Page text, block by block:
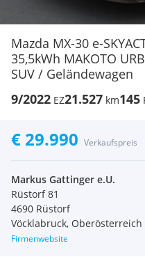
Mazda MX-30 e-
35,5kWh MAKOTO
SUV / Geländewagen
9/2022 EZ21.527 km145
€ 29.990 Verkaufspreis
Markus Gattinger e.U.
Rüstorf 81
4690 Rüstorf
Vöcklabruck, Oberösterreich
Firmenwebsite